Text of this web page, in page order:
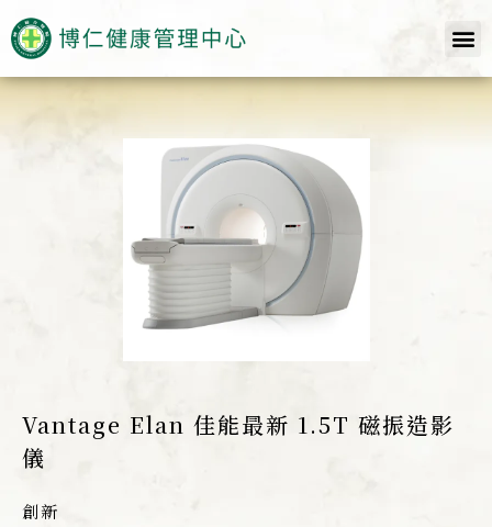
Vantage Elan 佳能最新 1.5T 磁振造影
儀
創新